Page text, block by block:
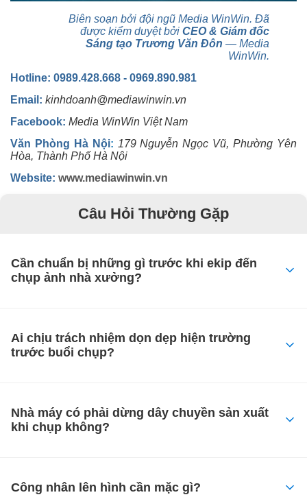
Biên soạn bởi đội ngũ Media WinWin. Đã
được kiểm duyệt bởi CEO & Giám đốc
Sáng tạo Trương Văn Đôn — Media
WinWin.
Hotline: 0989.428.668 - 0969.890.981
Email: kinhdoanh@mediawinwin.vn
Facebook: Media WinWin Việt Nam
Văn Phòng Hà Nội: 179 Nguyễn Ngọc Vũ, Phường Yên
Hòa, Thành Phố Hà Nội
Website: www.mediawinwin.vn
Câu Hỏi Thường Gặp
Cần chuẩn bị những gì trước khi ekip đến
chụp ảnh nhà xưởng?
Ai chịu trách nhiệm dọn dẹp hiện trường
trước buổi chụp?
Nhà máy có phải dừng dây chuyền sản xuất
khi chụp không?
Công nhân lên hình cần mặc gì?